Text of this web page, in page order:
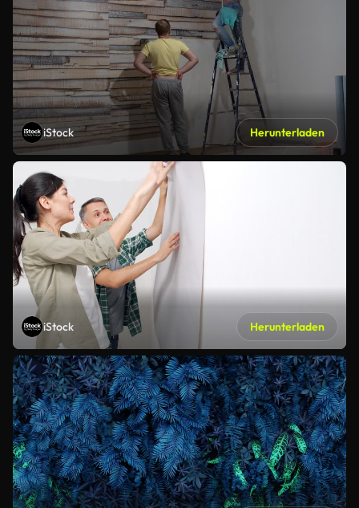
iStock Herunterladen
iStock Herunterladen